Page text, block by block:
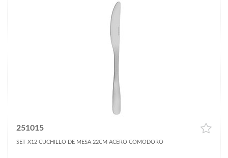
251015
SET X12 CUCHILLO DE MESA 22CM ACERO COMODORO